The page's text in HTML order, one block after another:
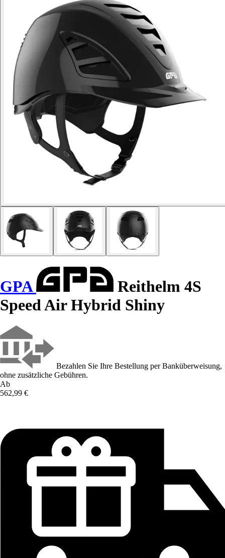
GPA
Reithelm 4S
Speed Air Hybrid Shiny
Bezahlen Sie Ihre Bestellung per Banküberweisung,
ohne zusätzliche Gebühren.
Ab
562,99 €